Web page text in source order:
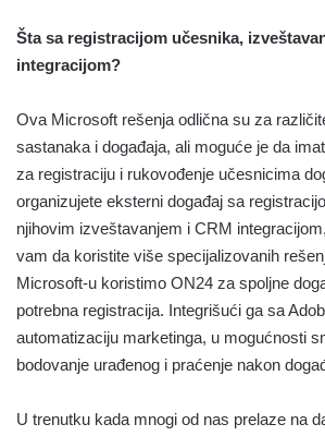
Šta sa registracijom učesnika,
integracijom?
Ova Microsoft rešenja odlična su za
sastanaka i događaja, ali moguće je da
za registraciju i rukovođenje učesnicima
organizujete eksterni događaj sa
njihovim izveštavanjem i CRM
vam da koristite više specijalizovanih
Microsoft-u koristimo ON24 za spoljne
potrebna registracija. Integrišući ga sa
automatizaciju marketinga, u mogućnosti
bodovanje urađenog i praćenje nakon
U trenutku kada mnogi od nas prelaze na